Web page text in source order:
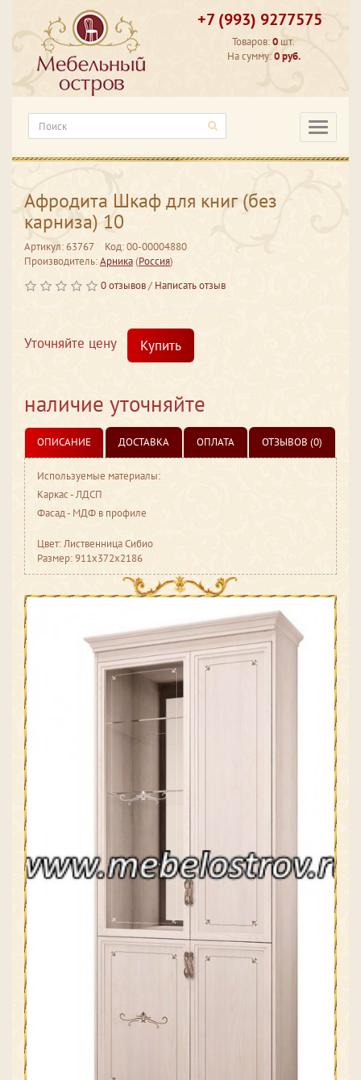
+7 (993) 9277575
Товаров:0 шт.
На сумму:0 руб.
Афродита Шкаф для книг (без
карниза) 10
Артикул: 63767
Код: 00-00004880
Производитель:Арника(Россия)
0 отзывов/ Написать отзыв
Уточняйте цену Купить
наличие уточняйте
ОПИСАНИЕ ДОСТАВКА ОПЛАТА ОТЗЫВОВ (0)
Используемые материалы:
Каркас - ЛДСП
Фасад - МДФ в профиле
Цвет: Лиственница Сибио
Размер: 911x372x2186